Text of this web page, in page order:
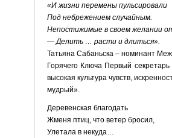
«И жизни перемены пульсировали
Под небрежением случайным.
Непостижимые в своем желании
— Делить … расти и длиться».
Татьяна Сабаньска – номинант
Горячего Ключа Первый
высокая культура чувств,
мудрый».
Деревенская благодать
Жменя птиц, что ветер бросил,
Улетала в некуда…